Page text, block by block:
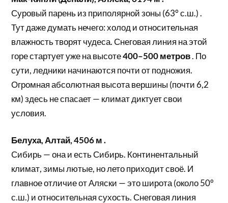
Суровый парень из приполярной зоны (63° с.ш.) .
Тут даже думать нечего: холод и относительная
влажность творят чудеса. Снеговая линия на этой
горе стартует уже на высоте400–500 метров. По
сути, ледники начинаются почти от подножия.
Огромная абсолютная высота вершины (почти 6,2
км) здесь не спасает — климат диктует свои
условия.
Белуха, Алтай, 4506 м .
Сибирь — она и есть Сибирь. Континентальный
климат, зимы лютые, но лето приходит своё. И
главное отличие от Аляски — это широта (около 50°
с.ш.) и относительная сухость. Снеговая линия